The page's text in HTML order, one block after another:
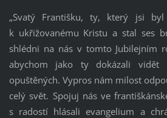
„Svatý Františku, ty, který jsi byl
k ukřižovanému Kristu a stal ses
shlédni na nás v tomto Jubilejním
abychom jako ty dokázali vidět
opuštěných. Vypros nám milost
celý svět. Spojuj nás ve
s radostí hlásali evangelium a